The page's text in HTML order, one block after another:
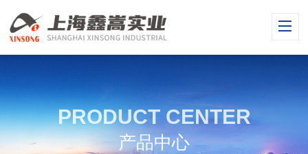
PRODUCT CENTER
产品中心